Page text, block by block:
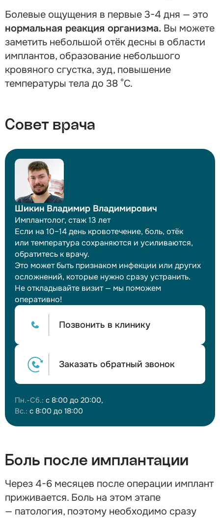
Болевые ощущения в первые 3-4 дня — это
нормальная реакция организма. Вы можете
заметить небольшой отёк десны в области
имплантов, образование небольшого
кровяного сгустка, зуд, повышение
температуры тела до 38 °C.
Совет врача
Шикин Владимир Владимирович
Имплантолог, стаж 13 лет
Если на 10–14 день кровотечение, боль, отёк
или температура сохраняются и усиливаются,
обратитесь к врачу.
Это может быть признаком инфекции или других
осложнений, которые нужно сразу устранить.
Не откладывайте визит — мы поможем
оперативно!
Позвонить в клинику
Заказать обратный звонок
Пн.-Сб.: с 8:00 до 20:00,
Вс.: с 8:00 до 18:00
Боль после имплантации
Через 4-6 месяцев после операции имплант
приживается. Боль на этом этапе
— патология, поэтому необходимо сразу